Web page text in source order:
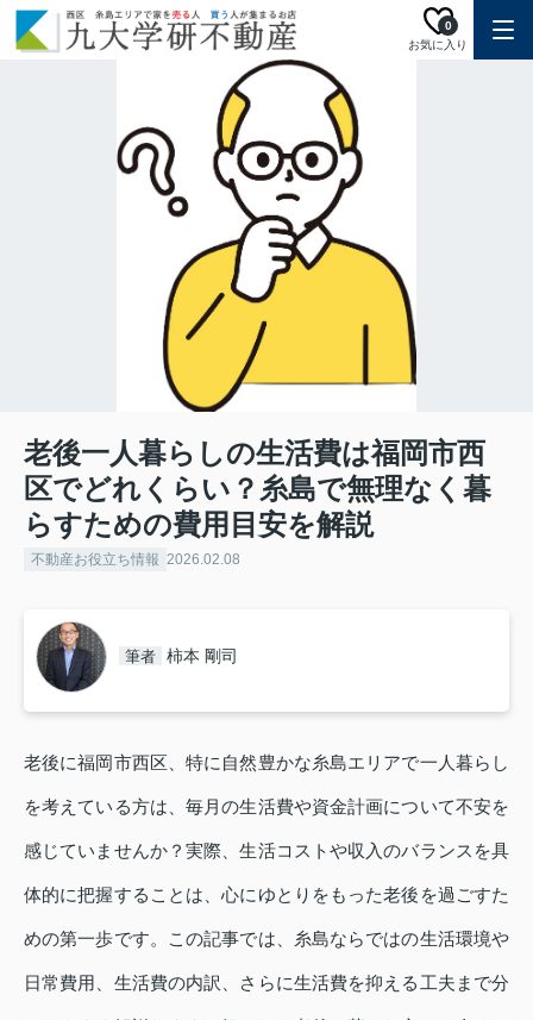
お気に入り
0
老後一人暮らしの生活費は福岡市西
区でどれくらい？糸島で無理なく暮
らすための費用目安を解説
不動産お役立ち情報 2026.02.08
筆者 柿本 剛司
老後に福岡市西区、特に自然豊かな糸島エリアで一人暮らし
を考えている方は、毎月の生活費や資金計画について不安を
感じていませんか？実際、生活コストや収入のバランスを具
体的に把握することは、心にゆとりをもった老後を過ごすた
めの第一歩です。この記事では、糸島ならではの生活環境や
日常費用、生活費の内訳、さらに生活費を抑える工夫まで分